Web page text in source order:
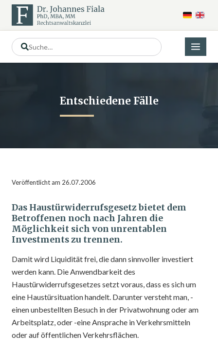
Entschiedene Fälle
Veröffentlicht am 26.07.2006
Das Haustürwiderrufsgesetz bietet dem
Betroffenen noch nach Jahren die
Möglichkeit sich von unrentablen
Investments zu trennen.
Damit wird Liquidität frei, die dann sinnvoller investiert
werden kann. Die Anwendbarkeit des
Haustürwiderrufsgesetzes setzt voraus, dass es sich um
eine Haustürsituation handelt. Darunter versteht man, -
einen unbestellten Besuch in der Privatwohnung oder am
Arbeitsplatz, oder -eine Ansprache in Verkehrsmitteln
oder auf öffentlichen Verkehrsflächen.